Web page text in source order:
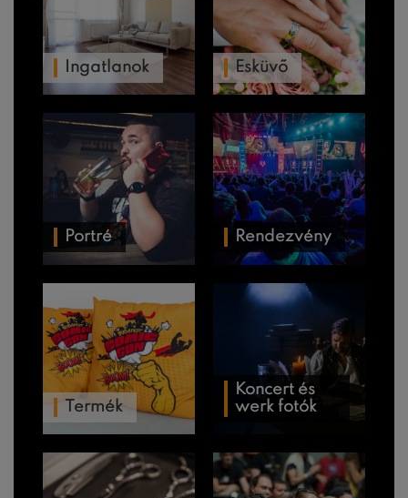
Ingatlanok Esküvő
Portré Rendezvény
Termék
Koncert és
werk fotók